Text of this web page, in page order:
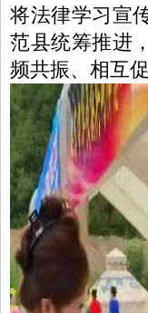
将法律学习宣
范县统筹推进
频共振、相互促